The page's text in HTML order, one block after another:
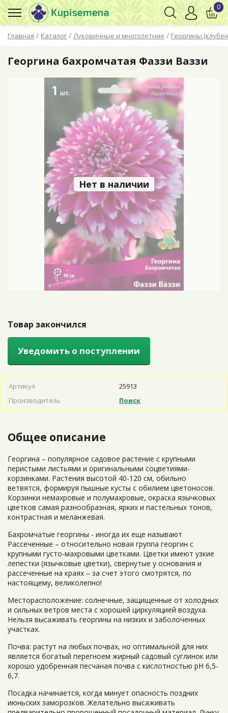
Главная / Каталог / Луковичные и многолетние / Георгины
0
Георгина бахромчатая Фаззи Ваззи
Нет в наличии
Товар закончился
Уведомить о поступлении
Артикул
25913
Производитель
Поиск
Общее описание
Георгина – популярное садовое растение с крупными
перистыми листьями и оригинальными соцветиями-
корзинками. Растения высотой 40-120 см, обильно
ветвятся, формируя пышные кусты с обилием цветоносов.
Корзинки немахровые и полумахровые, окраска язычковых
цветков самая разнообразная, ярких и пастельных тонов,
контрастная и меланжевая.
Бахромчатые георгины - иногда их еще называют
Рассеченные – относительно новая группа георгин с
крупными густо-махровыми цветками. Цветки имеют узкие
лепестки (язычковые цветки), свернутые у основания и
рассеченные на краях – за счет этого смотрятся, по
настоящему, великолепно!
Месторасположение: солнечные, защищенные от холодных
и сильных ветров места с хорошей циркуляцией воздуха.
Нельзя высаживать георгины на низких и заболоченных
участках.
Почва: растут на любых почвах, но оптимальной для них
является богатый перегноем жирный садовый суглинок или
хорошо удобренная песчаная почва с кислотностью рН 6,5-
6,7.
Посадка начинается, когда минует опасность поздних
июньских заморозков. Желательно высаживать